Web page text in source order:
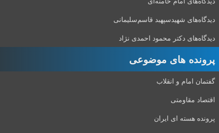
دیدگاه‌های شهید‌سپهبد قاسم‌سلیمانی
دیدگاه‌های دکتر محمود احمدی نژاد
پرونده های موضوعی
گفتمان امام و انقلاب
اقتصاد مقاومتی
پرونده هسته ای ایران